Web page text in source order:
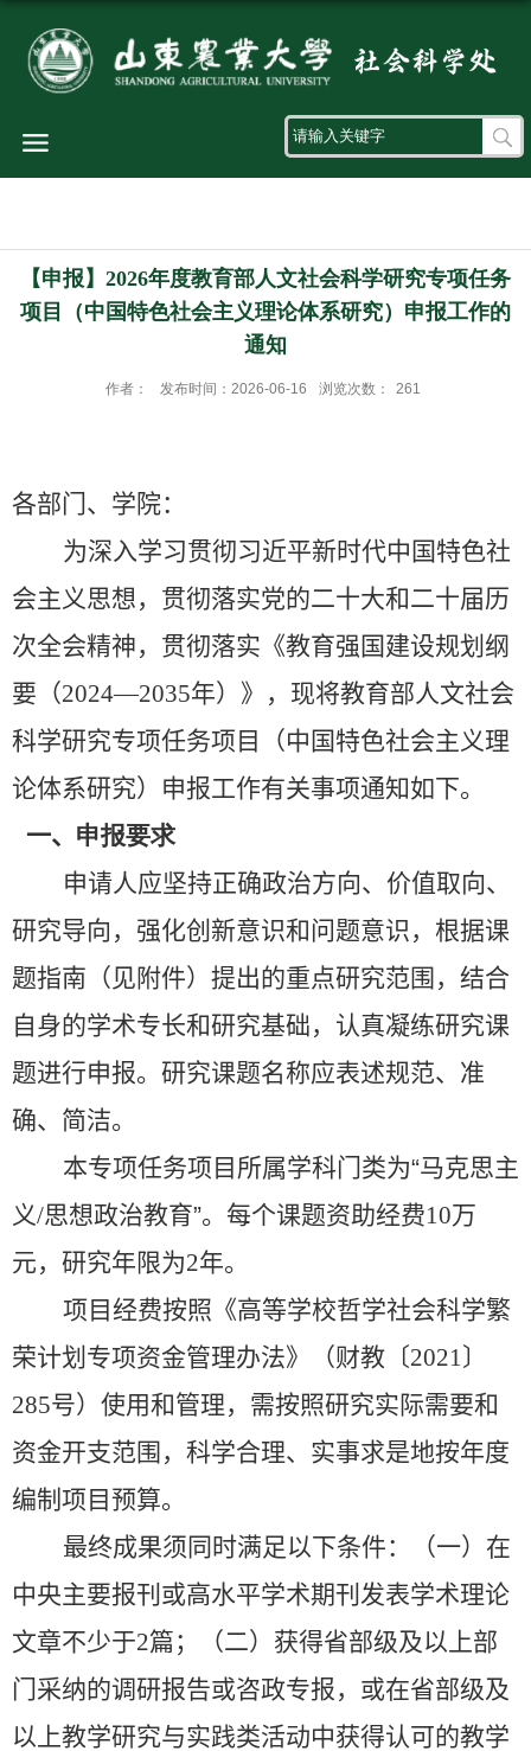
【申报】2026年度教育部人文社会科学研究专项任务
项目（中国特色社会主义理论体系研究）申报工作的
通知
作者： 发布时间：2026-06-16 浏览次数： 261
各部门、学院：
为深入学习贯彻习近平新时代中国特色社
会主义思想，贯彻落实党的二十大和二十届历
次全会精神，贯彻落实《教育强国建设规划纲
要（2024—2035年）》，现将教育部人文社会
科学研究专项任务项目（中国特色社会主义理
论体系研究）申报工作有关事项通知如下。
一、 申报要求
申请人应坚持正确政治方向、价值取向、
研究导向，强化创新意识和问题意识，根据课
题指南（见附件）提出的重点研究范围，结合
自身的学术专长和研究基础，认真凝练研究课
题进行申报。研究课题名称应表述规范、准
确、简洁。
本专项任务项目所属学科门类为“马克思主
义/思想政治教育”。每个课题资助经费10万
元，研究年限为2年。
项目经费按照《高等学校哲学社会科学繁
荣计划专项资金管理办法》（财教〔2021〕
285号）使用和管理，需按照研究实际需要和
资金开支范围，科学合理、实事求是地按年度
编制项目预算。
最终成果须同时满足以下条件：（一）在
中央主要报刊或高水平学术期刊发表学术理论
文章不少于2篇；（二）获得省部级及以上部
门采纳的调研报告或咨政专报，或在省部级及
以上教学研究与实践类活动中获得认可的教学